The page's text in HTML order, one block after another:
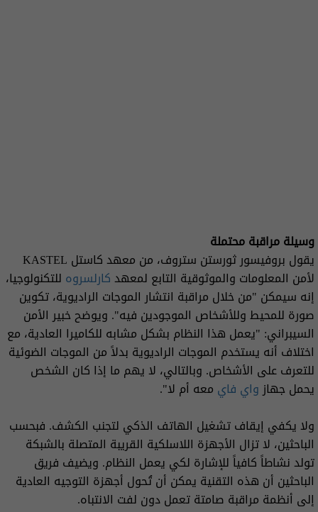
وسيلة مراقبة محتملة
يقول بروفيسور ثورستن ستروف، من معهد كاستل KASTEL
لأمن المعلومات والموثوقية التابع لمعهدكارلسروه للتكنولوجيا،
إنه سيمكن "من خلال مراقبة انتشار الموجات الراديوية، تكوين
صورة للمحيط وللأشخاص الموجودين فيه". ويوضح خبير الأمن
السيبراني: "يعمل هذا النظام بشكل مشابه للكاميرا العادية، مع
اختلاف أنه يستخدم الموجات الراديوية بدلاً من الموجات الضوئية
للتعرف على الأشخاص. وبالتالي، لا يهم ما إذا كان الشخص
يحمل جهازواي فاي معه أم لا".
ولا يكفي إيقاف تشغيل الهاتف الذكي لتجنب الكشف. فبحسب
الباحثين، لا تزال الأجهزة اللاسلكية القريبة المتصلة بالشبكة
تولد نشاطاً كافياً للإشارة لكي يعمل النظام. ويضيف فريق
الباحثين أن هذه التقنية يمكن أن تُحول أجهزة التوجيه العادية
إلى أنظمة مراقبة صامتة تعمل دون لفت الانتباه.